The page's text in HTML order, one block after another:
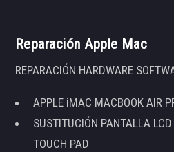
Reparación Apple Mac
REPARACIÓN HARDWARE
APPLE iMAC MACBOOK AIR
SUSTITUCIÓN PANTALLA
TOUCH PAD